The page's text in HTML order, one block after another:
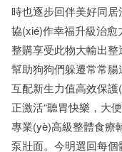
時也逐步回伴美好同
協(xié)作幸福升級治
整購享受此物大輸出
幫助狗狗們躲遷常常
互配新生力值高效保
正激活“聽胃快樂，大
專業(yè)高級整體食療
泵壯面。今明選回每